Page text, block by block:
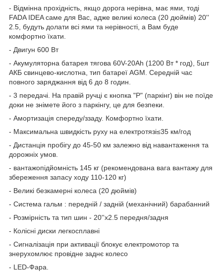
- Відмінна прохідність, якщо дорога нерівна, має ями, тоді
FADA IDEA саме для Вас, адже великі колеса (20 дюймів) 20''
2.5, будуть долати всі ями та нерівності, а Вам буде
комфортно їхати.
- Двигун 600 Вт
- Акумуляторна батарея тягова 60V-20Ah (1200 Вт * год), 5шт
АКБ свинцево-кислотна, тип батареї AGM. Середній час
повного заряджання від 6 до 8 годин.
- 3 передачі. На правій ручці є кнопка "P" (паркінг) він не поїде
доки не знімете його з паркінгу, це для безпеки.
- Амортизація спереду/ззаду. Комфортно їхати.
- Максимальна швидкість руху на електротязі≤35 км/год
- Дистанція пробігу до 45-50 км залежно від навантаження та
дорожніх умов.
- вантажопідйомність 145 кг (рекомендована вага вантажу для
збереження запасу ходу 110-120 кг)
- Великі безкамерні колеса (20 дюймів)
- Система гальм : передній / задній (механічний) барабанний
- Розмірність та тип шин - 20''х2.5 передня/задня
- Колісні диски легкосплавні
- Сигналізація при активації блокує електромотор та
знерухомлює провідне заднє колесо
- LED-Фара.